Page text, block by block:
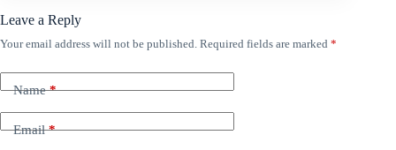
Leave a Reply
Your email address will not be published. Required fields are marked *
Name*
Email*